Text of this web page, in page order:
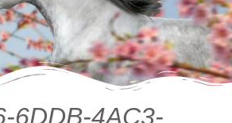
6DDB-4AC3-